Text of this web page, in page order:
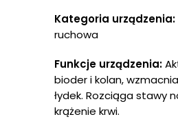
Kategoria urządzenia:
ruchowa
Funkcje urządzenia:
bioder i kolan,
łydek. Rozciąga stawy
krążenie krwi.